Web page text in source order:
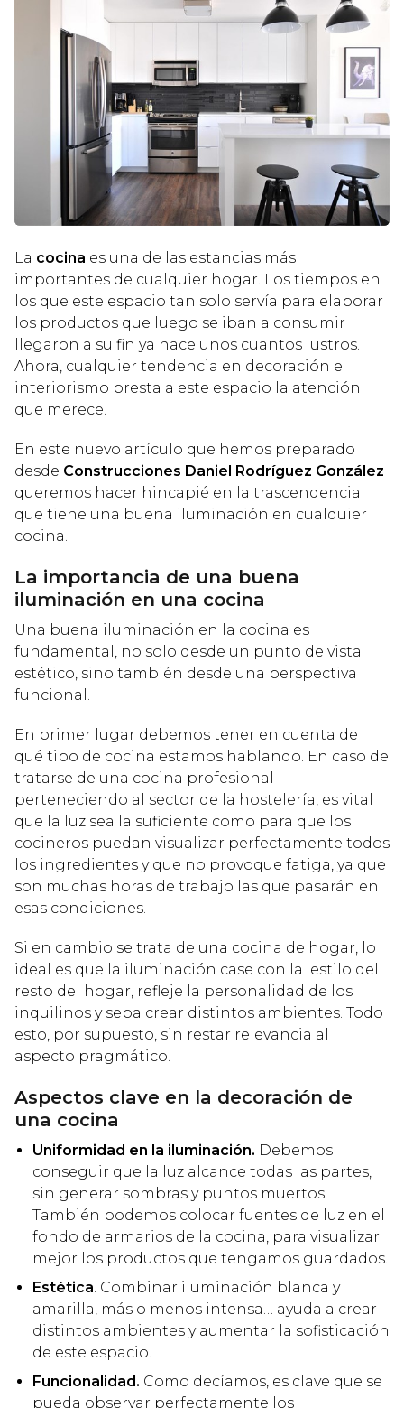
La cocina es una de las estancias más
importantes de cualquier hogar. Los tiempos en
los que este espacio tan solo servía para elaborar
los productos que luego se iban a consumir
llegaron a su fin ya hace unos cuantos lustros.
Ahora, cualquier tendencia en decoración e
interiorismo presta a este espacio la atención
que merece.
En este nuevo artículo que hemos preparado
desde Construcciones Daniel Rodríguez González
queremos hacer hincapié en la trascendencia
que tiene una buena iluminación en cualquier
cocina.
La importancia de una buena
iluminación en una cocina
Una buena iluminación en la cocina es
fundamental, no solo desde un punto de vista
estético, sino también desde una perspectiva
funcional.
En primer lugar debemos tener en cuenta de
qué tipo de cocina estamos hablando. En caso de
tratarse de una cocina profesional
perteneciendo al sector de la hostelería, es vital
que la luz sea la suficiente como para que los
cocineros puedan visualizar perfectamente todos
los ingredientes y que no provoque fatiga, ya que
son muchas horas de trabajo las que pasarán en
esas condiciones.
Si en cambio se trata de una cocina de hogar, lo
ideal es que la iluminación case con la estilo del
resto del hogar, refleje la personalidad de los
inquilinos y sepa crear distintos ambientes. Todo
esto, por supuesto, sin restar relevancia al
aspecto pragmático.
Aspectos clave en la decoración de
una cocina
Uniformidad en la iluminación. Debemos
conseguir que la luz alcance todas las partes,
sin generar sombras y puntos muertos.
También podemos colocar fuentes de luz en el
fondo de armarios de la cocina, para visualizar
mejor los productos que tengamos guardados.
Estética. Combinar iluminación blanca y
amarilla, más o menos intensa… ayuda a crear
distintos ambientes y aumentar la sofisticación
de este espacio.
Funcionalidad. Como decíamos, es clave que se
pueda observar perfectamente los